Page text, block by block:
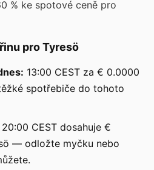
% ke spotové ceně pro
pro Tyresö
13:00 CEST za € 0.0000
spotřebiče do tohoto
20:00 CEST dosahuje €
— odložte myčku nebo